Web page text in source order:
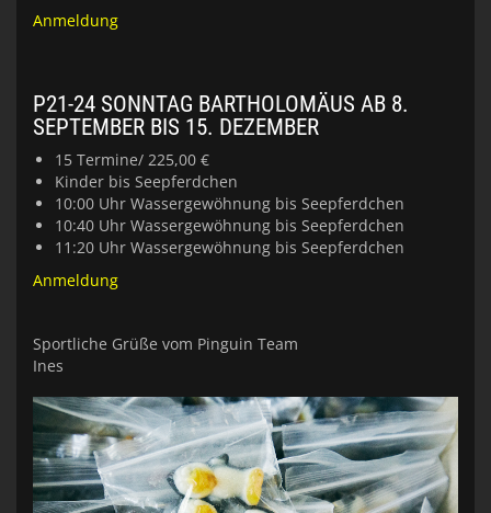
Anmeldung
P21-24 SONNTAG BARTHOLOMÄUS AB 8.
SEPTEMBER BIS 15. DEZEMBER
15 Termine/ 225,00 €
Kinder bis Seepferdchen
10:00 Uhr Wassergewöhnung bis Seepferdchen
10:40 Uhr Wassergewöhnung bis Seepferdchen
11:20 Uhr Wassergewöhnung bis Seepferdchen
Anmeldung
Sportliche Grüße vom Pinguin Team
Ines